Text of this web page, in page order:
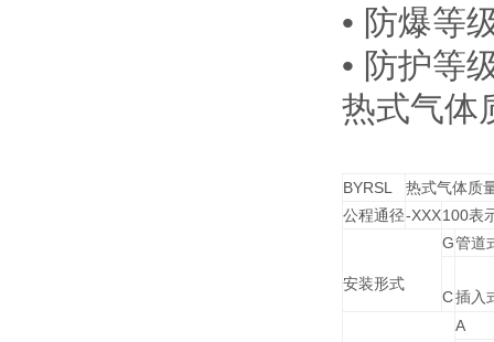
• 防爆等
• 防护等
热式气体
BYRSL
热式气体质
公程通径-XXX100表
安装形式
G管道
C插入
A